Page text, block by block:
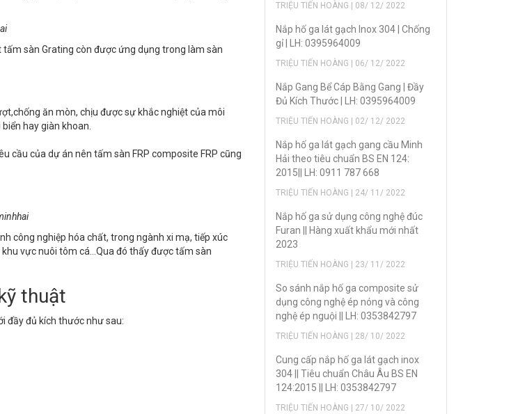
sàn Grating còn được ứng dụng trong làm sàn
ăn mòn, chịu được sự khắc nghiệt của môi
hay giàn khoan.
cầu của dự án nên tấm sàn FRP composite FRP cũng
công nghiệp hóa chất, trong ngành xi mạ, tiếp xúc
vực nuôi tôm cá…Qua đó thấy được tấm sàn
thuật
đầy đủ kích thước như sau:
TRIỆU TIẾN HOÀNG | 08/ 12/ 2022
Nắp hố ga lát gạch Inox 304 | Chống
gỉ | LH: 0395964009
TRIỆU TIẾN HOÀNG | 06/ 12/ 2022
Nắp Gang Bể Cáp Bằng Gang | Đầy
Đủ Kích Thước | LH: 0395964009
TRIỆU TIẾN HOÀNG | 02/ 12/ 2022
Nắp hố ga lát gạch gang cầu Minh
Hải theo tiêu chuẩn BS EN 124:
2015|| LH: 0911 787 668
TRIỆU TIẾN HOÀNG | 24/ 11/ 2022
Nắp hố ga sử dụng công nghệ đúc
Furan || Hàng xuất khẩu mới nhất
2023
TRIỆU TIẾN HOÀNG | 23/ 11/ 2022
So sánh nắp hố ga composite sử
dụng công nghệ ép nóng và công
nghệ ép nguội || LH: 0353842797
TRIỆU TIẾN HOÀNG | 28/ 10/ 2022
Cung cấp nắp hố ga lát gạch inox
304 || Tiêu chuẩn Châu Âu BS EN
124:2015 || LH: 0353842797
TRIỆU TIẾN HOÀNG | 27/ 10/ 2022